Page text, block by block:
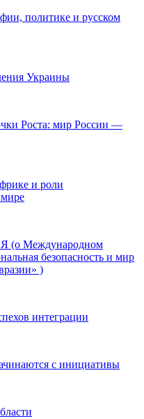
политике и русском
Украины
Роста: мир России —
и роли
Международном
безопасность и мир
)
интеграции
с инициативы